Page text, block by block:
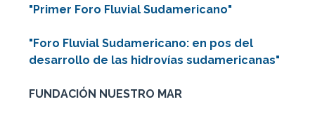
"Primer Foro Fluvial Sudamericano"
"Foro Fluvial Sudamericano: en pos del
desarrollo de las hidrovías sudamericanas"
FUNDACIÓN NUESTRO MAR